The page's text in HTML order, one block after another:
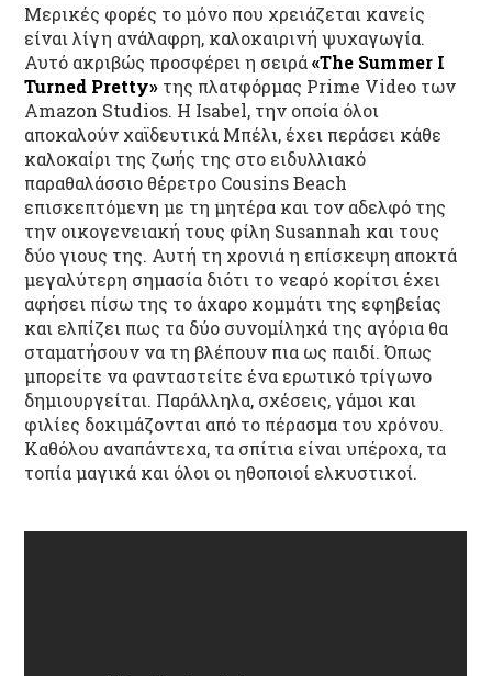
Μερικές φορές το μόνο που χρειάζεται κανείς
είναι λίγη ανάλαφρη, καλοκαιρινή ψυχαγωγία.
Αυτό ακριβώς προσφέρει η σειρά«The Summer I
Turned Pretty» της πλατφόρμας Prime Video των
Amazon Studios. Η Isabel, την οποία όλοι
αποκαλούν χαϊδευτικά Μπέλι, έχει περάσει κάθε
καλοκαίρι της ζωής της στο ειδυλλιακό
παραθαλάσσιο θέρετρο Cousins Beach
επισκεπτόμενη με τη μητέρα και τον αδελφό της
την οικογενειακή τους φίλη Susannah και τους
δύο γιους της. Αυτή τη χρονιά η επίσκεψη αποκτά
μεγαλύτερη σημασία διότι το νεαρό κορίτσι έχει
αφήσει πίσω της το άχαρο κομμάτι της εφηβείας
και ελπίζει πως τα δύο συνομίληκά της αγόρια θα
σταματήσουν να τη βλέπουν πια ως παιδί. Όπως
μπορείτε να φανταστείτε ένα ερωτικό τρίγωνο
δημιουργείται. Παράλληλα, σχέσεις, γάμοι και
φιλίες δοκιμάζονται από το πέρασμα του χρόνου.
Καθόλου αναπάντεχα, τα σπίτια είναι υπέροχα, τα
τοπία μαγικά και όλοι οι ηθοποιοί ελκυστικοί.